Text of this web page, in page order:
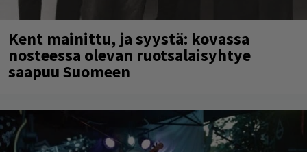
Kent mainittu, ja syystä: kovassa
nosteessa olevan ruotsalaisyhtye
saapuu Suomeen